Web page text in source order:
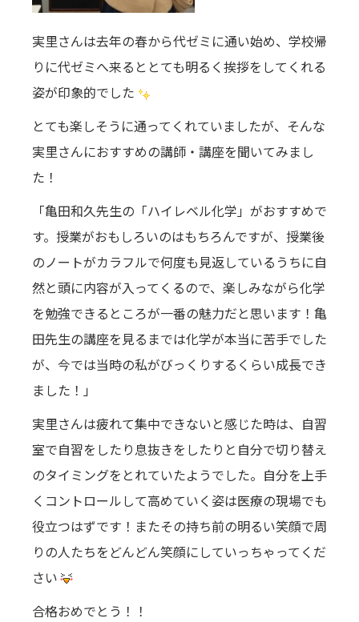
実里さんは去年の春から代ゼミに通い始め、学校帰
りに代ゼミへ来るととても明るく挨拶をしてくれる
姿が印象的でした
とても楽しそうに通ってくれていましたが、そんな
実里さんにおすすめの講師・講座を聞いてみまし
た！
「亀田和久先生の「ハイレベル化学」がおすすめで
す。授業がおもしろいのはもちろんですが、授業後
のノートがカラフルで何度も見返しているうちに自
然と頭に内容が入ってくるので、楽しみながら化学
を勉強できるところが一番の魅力だと思います！亀
田先生の講座を見るまでは化学が本当に苦手でした
が、今では当時の私がびっくりするくらい成長でき
ました！」
実里さんは疲れて集中できないと感じた時は、自習
室で自習をしたり息抜きをしたりと自分で切り替え
のタイミングをとれていたようでした。自分を上手
くコントロールして高めていく姿は医療の現場でも
役立つはずです！またその持ち前の明るい笑顔で周
りの人たちをどんどん笑顔にしていっちゃってくだ
さい
合格おめでとう！！